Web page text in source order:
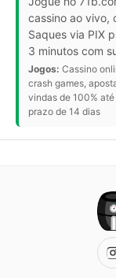
cassino ao vivo,
Saques via PIX
3 minutos com
Jogos: Cassino
crash games,
vindas de 100%
prazo de 14 dias